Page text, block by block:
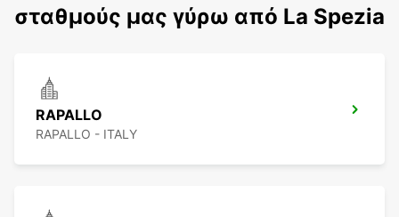
σταθμούς μας γύρω από La Spezia
RAPALLO
RAPALLO - ITALY